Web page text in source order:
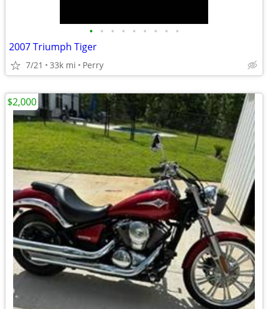
• • • • • • • • •
2007 Triumph Tiger
7/21 33k mi Perry
$2,000